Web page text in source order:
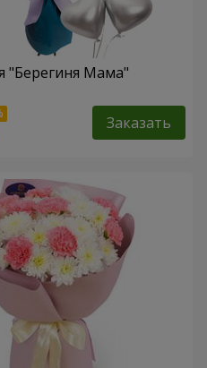
"Берегиня Мама"
Заказать